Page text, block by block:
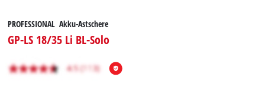
PROFESSIONAL Akku-Astschere
GP-LS 18/35 Li BL-Solo